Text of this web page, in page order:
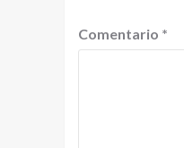
Comentario *